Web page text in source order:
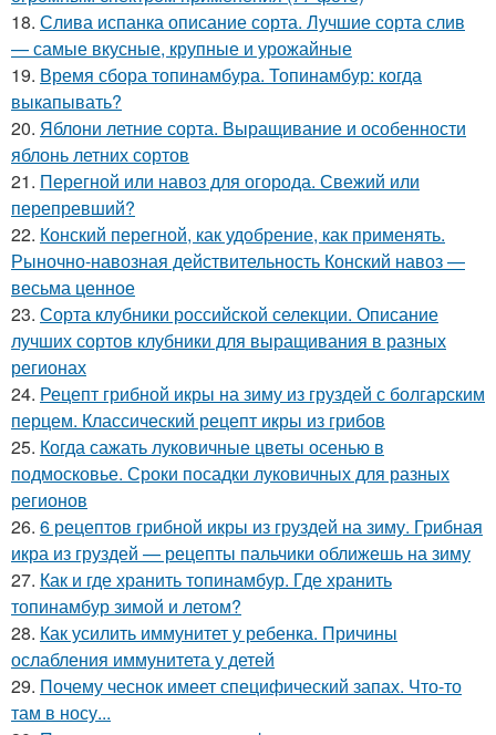
18. Слива испанка описание сорта. Лучшие сорта слив
— самые вкусные, крупные и урожайные
19. Время сбора топинамбура. Топинамбур: когда
выкапывать?
20. Яблони летние сорта. Выращивание и особенности
яблонь летних сортов
21. Перегной или навоз для огорода. Свежий или
перепревший?
22. Конский перегной, как удобрение, как применять.
Рыночно-навозная действительность Конский навоз —
весьма ценное
23. Сорта клубники российской селекции. Описание
лучших сортов клубники для выращивания в разных
регионах
24. Рецепт грибной икры на зиму из груздей с болгарским
перцем. Классический рецепт икры из грибов
25. Когда сажать луковичные цветы осенью в
подмосковье. Сроки посадки луковичных для разных
регионов
26. 6 рецептов грибной икры из груздей на зиму. Грибная
икра из груздей — рецепты пальчики оближешь на зиму
27. Как и где хранить топинамбур. Где хранить
топинамбур зимой и летом?
28. Как усилить иммунитет у ребенка. Причины
ослабления иммунитета у детей
29. Почему чеснок имеет специфический запах. Что-то
там в носу...